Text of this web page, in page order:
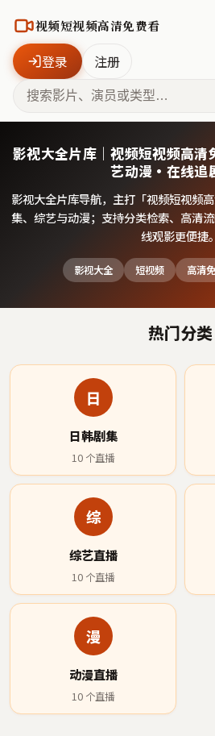
视频短视频高清免费看
登录 注册
影视大全片库｜视频短视频高清
艺动漫·在线追
影视大全片库导航，主打「视频短视频
集、综艺与动漫；支持分类检索、高清
线观影更便捷。
影视大全 短视频 高清
热门分类
日
日韩剧集
10 个直播
综
综艺直播
10 个直播
漫
动漫直播
10 个直播